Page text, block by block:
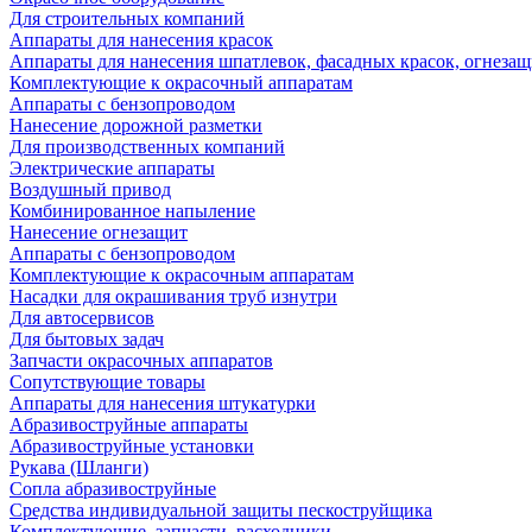
Для строительных компаний
Аппараты для нанесения красок
Аппараты для нанесения шпатлевок, фасадных красок,
Комплектующие к окрасочный аппаратам
Аппараты с бензопроводом
Нанесение дорожной разметки
Для производственных компаний
Электрические аппараты
Воздушный привод
Комбинированное напыление
Нанесение огнезащит
Аппараты с бензопроводом
Комплектующие к окрасочным аппаратам
Насадки для окрашивания труб изнутри
Для автосервисов
Для бытовых задач
Запчасти окрасочных аппаратов
Сопутствующие товары
Аппараты для нанесения штукатурки
Aбразивоструйные аппараты
Абразивоструйные установки
Рукава (Шланги)
Сопла абразивоструйные
Средства индивидуальной защиты пескоструйщика